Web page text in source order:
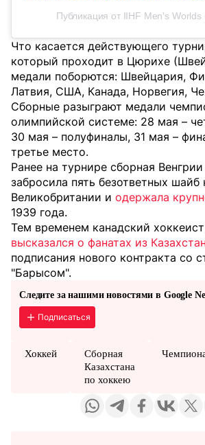
Публикация от IIHF Men's Worlds
Что касается действующего
который проходит в Цюрихе
медали поборются: Швейцария,
Латвия, США, Канада, Норвегия,
Сборные разыграют медали
олимпийской системе: 28 мая –
30 мая – полуфиналы, 31 мая –
третье место.
Ранее на турнире сборная
забросила пять безответных шайб
Великобритании и одержала
1939 года.
Тем временем канадский
высказался о фанатах из
подписания нового контракта со
"Барысом".
Следите за нашими новостями в Google
Подписаться
Хоккей
Сборная
Казахстана
по хоккею